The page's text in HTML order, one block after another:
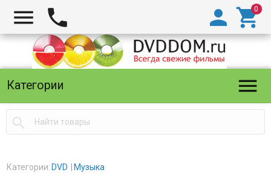
  

Категории 

Категории: DVD Музыка